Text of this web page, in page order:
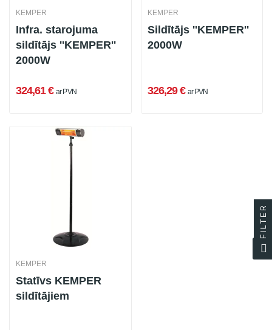
KEMPER
Infra. starojuma
sildītājs ''KEMPER''
2000W
324,61 € ar PVN
KEMPER
Sildītājs ''KEMPER''
2000W
326,29 € ar PVN
KEMPER
Statīvs KEMPER
sildītājiem
FILTER